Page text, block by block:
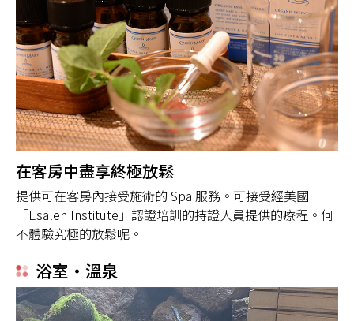
在客房中盡享終極放鬆
提供可在客房內接受施術的 Spa 服務。可接受經美國
「Esalen Institute」認證培訓的持證人員提供的療程。何
不體驗究極的放鬆呢。
浴室・溫泉